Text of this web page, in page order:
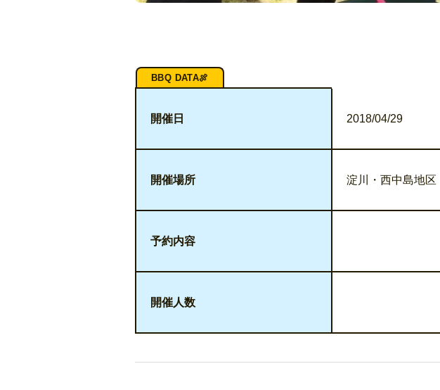
開催日 2018/04/29
開催場所 淀川・西中島地区
予約内容
開催人数